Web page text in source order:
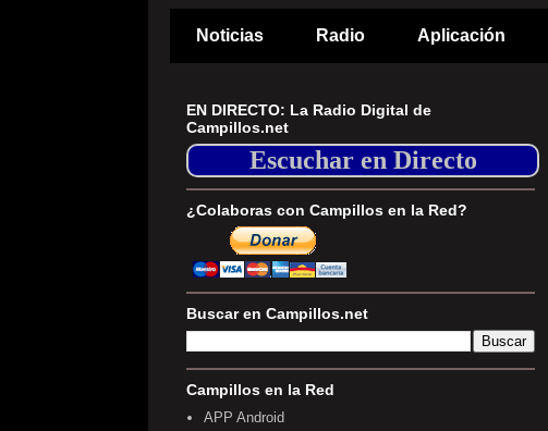
Noticias Radio Aplicación
EN DIRECTO: La Radio Digital de
Campillos.net
Escuchar en Directo
¿Colaboras con Campillos en la Red?
Buscar en Campillos.net
Campillos en la Red
APP Android